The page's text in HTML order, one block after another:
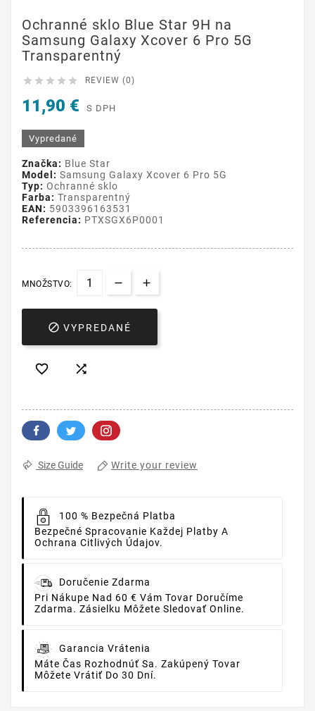
Ochranné sklo Blue Star 9H na
Samsung Galaxy Xcover 6 Pro 5G
Transparentný
     REVIEW (0)
11,90 € S DPH
Vypredané
Značka: Blue Star
Model: Samsung Galaxy Xcover 6 Pro 5G
Typ: Ochranné sklo
Farba: Transparentný
EAN: 5903396163531
Referencia: PTXSGX6P0001
MNOŽSTVO:
 VYPREDANÉ
 
Size Guide Write your review
100 % Bezpečná Platba
Bezpečné Spracovanie Každej Platby A
Ochrana Citlivých Údajov.
Doručenie Zdarma
Pri Nákupe Nad 60 € Vám Tovar Doručíme
Zdarma. Zásielku Môžete Sledovať Online.
Garancia Vrátenia
Máte Čas Rozhodnúť Sa. Zakúpený Tovar
Môžete Vrátiť Do 30 Dní.